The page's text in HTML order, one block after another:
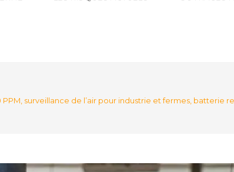
surveillance de l’air pour industrie et fermes, batterie